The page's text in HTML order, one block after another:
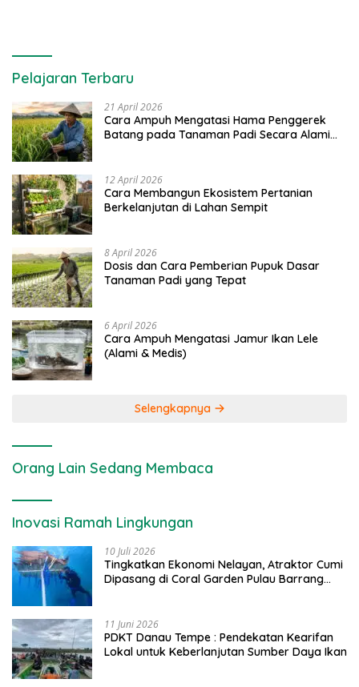
Pelajaran Terbaru
21 April 2026
Cara Ampuh Mengatasi Hama Penggerek
Batang pada Tanaman Padi Secara Alami
12 April 2026
Cara Membangun Ekosistem Pertanian
Berkelanjutan di Lahan Sempit
8 April 2026
Dosis dan Cara Pemberian Pupuk Dasar
Tanaman Padi yang Tepat
6 April 2026
Cara Ampuh Mengatasi Jamur Ikan Lele
(Alami & Medis)
Selengkapnya
Orang Lain Sedang Membaca
Inovasi Ramah Lingkungan
10 Juli 2026
Tingkatkan Ekonomi Nelayan, Atraktor Cumi
Dipasang di Coral Garden Pulau Barrang
11 Juni 2026
PDKT Danau Tempe : Pendekatan Kearifan
Lokal untuk Keberlanjutan Sumber Daya Ikan